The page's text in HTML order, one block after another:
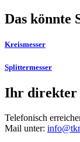
Das könnte
Kreismesser
Splittermesser
Ihr direkter
Telefonisch
Mail unter: